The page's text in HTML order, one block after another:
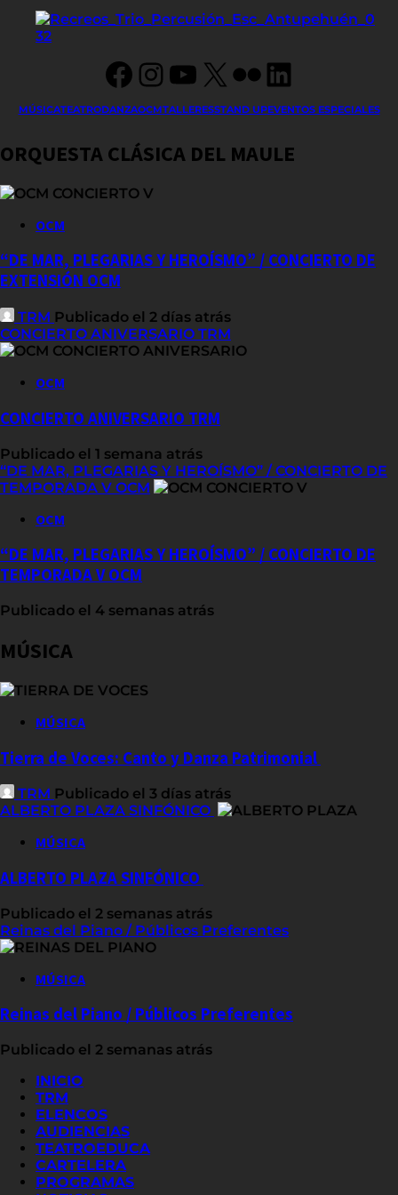
Facebook
Instagram
YouTube
X FlickrLinkedIn
MÚSICATEATRODANZAOCMTALLERESSTAND UPEVENTOS ESPECIALES
ORQUESTA CLÁSICA DEL MAULE
OCM
“DE MAR, PLEGARIAS Y HEROÍSMO” / CONCIERTO DE
EXTENSIÓN OCM
TRM Publicado el 2 días atrás
CONCIERTO ANIVERSARIO TRM
OCM
CONCIERTO ANIVERSARIO TRM
Publicado el 1 semana atrás
“DE MAR, PLEGARIAS Y HEROÍSMO” / CONCIERTO DE
TEMPORADA V OCM
OCM
“DE MAR, PLEGARIAS Y HEROÍSMO” / CONCIERTO DE
TEMPORADA V OCM
Publicado el 4 semanas atrás
MÚSICA
MÚSICA
Tierra de Voces: Canto y Danza Patrimonial
TRM Publicado el 3 días atrás
ALBERTO PLAZA SINFÓNICO
MÚSICA
ALBERTO PLAZA SINFÓNICO
Publicado el 2 semanas atrás
Reinas del Piano / Públicos Preferentes
MÚSICA
Reinas del Piano / Públicos Preferentes
Publicado el 2 semanas atrás
INICIO
TRM
ELENCOS
AUDIENCIAS
TEATROEDUCA
CARTELERA
PROGRAMAS